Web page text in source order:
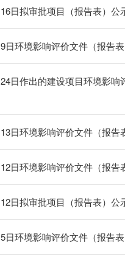
日拟审批项目（报告表）公
环境影响评价文件（报告
日作出的建设项目环境影响
日环境影响评价文件（报告
日环境影响评价文件（报告
日拟审批项目（报告表）公
环境影响评价文件（报告